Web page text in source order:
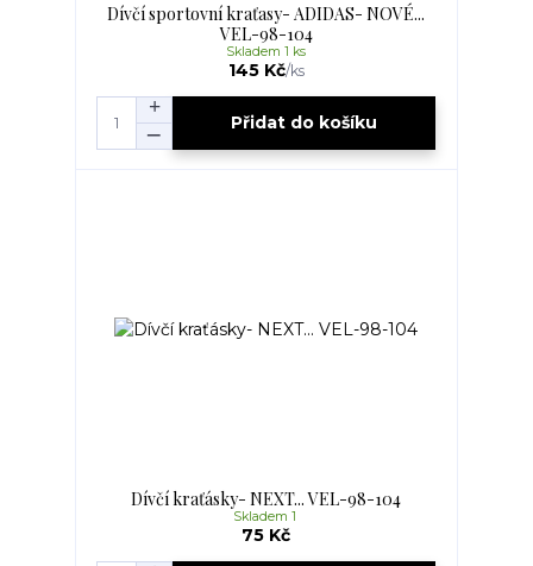
Dívčí sportovní kraťasy- ADIDAS- NOVÉ...
VEL-98-104
145 Kč/ks
Skladem 1 ks
Přidat do košíku
Dívčí kraťásky- NEXT... VEL-98-104
75 Kč
Skladem 1